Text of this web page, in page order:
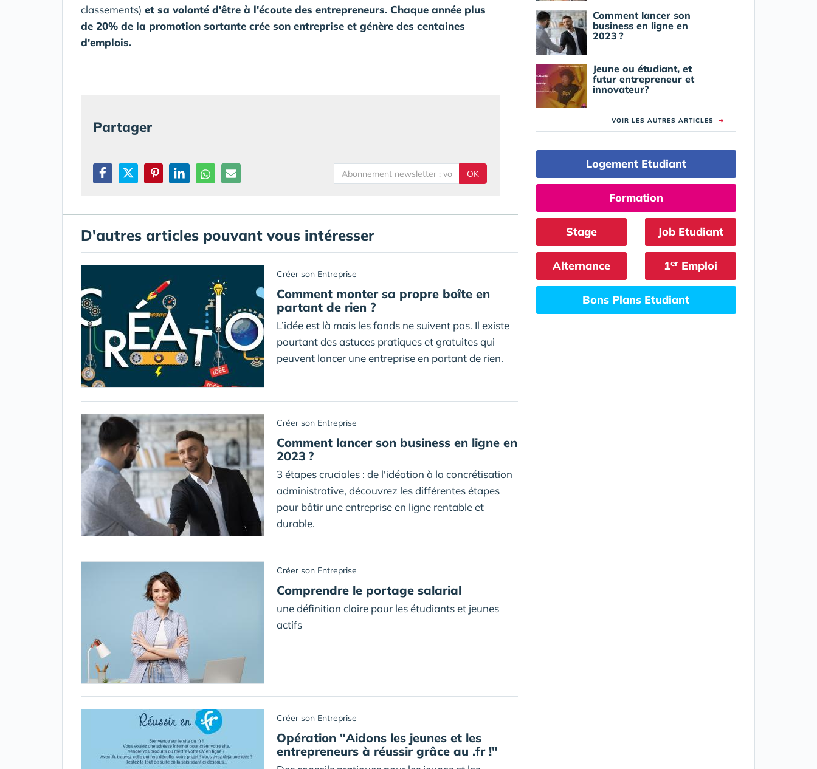
classements) et sa volonté d'être à l'écoute des entrepreneurs. Chaque année plus
de 20% de la promotion sortante crée son entreprise et génère des centaines
d'emplois.
Partager
OK
D'autres articles pouvant vous intéresser
Créer son Entreprise
Comment monter sa propre boîte en
partant de rien ?
L’idée est là mais les fonds ne suivent pas. Il existe
pourtant des astuces pratiques et gratuites qui
peuvent lancer une entreprise en partant de rien.
Créer son Entreprise
Comment lancer son business en ligne en
2023 ?
3 étapes cruciales : de l'idéation à la concrétisation
administrative, découvrez les différentes étapes
pour bâtir une entreprise en ligne rentable et
durable.
Créer son Entreprise
Comprendre le portage salarial
une définition claire pour les étudiants et jeunes
actifs
Créer son Entreprise
Opération "Aidons les jeunes et les
entrepreneurs à réussir grâce au .fr !"
Comment lancer son
business en ligne en
2023 ?
Jeune ou étudiant, et
futur entrepreneur et
innovateur?
VOIR LES AUTRES ARTICLES ➜
Logement Etudiant
Formation
Stage Job Etudiant
Alternance 1er Emploi
Bons Plans Etudiant